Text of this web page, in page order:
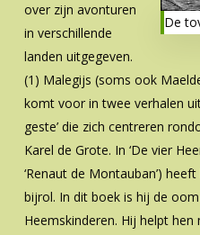
De
over zijn avonturen
in verschillende
landen uitgegeven.
(1) Malegijs (soms ook
komt voor in twee verhalen
geste’ die zich centreren
Karel de Grote. In ‘De vier
‘Renaut de Montauban’)
bijrol. In dit boek is hij de
Heemskinderen. Hij helpt